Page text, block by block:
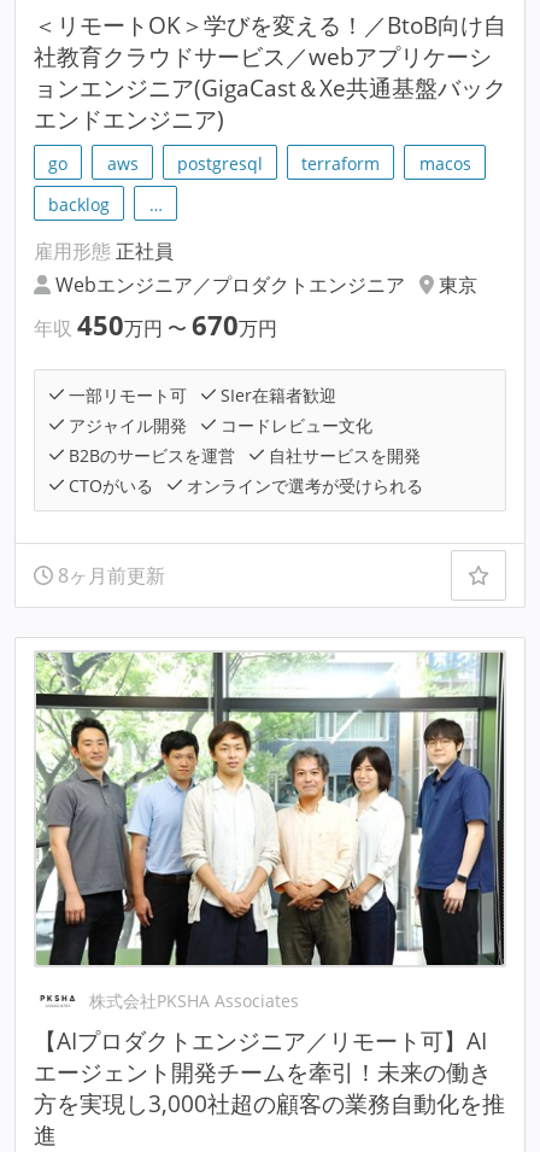
＜リモートOK＞学びを変える！／BtoB向け自
社教育クラウドサービス／webアプリケーシ
ョンエンジニア(GigaCast＆Xe共通基盤バック
エンドエンジニア)
go aws postgresql terraform
macos
backlog
…
雇用形態 正社員
Webエンジニア／プロダクトエンジニア
東京
年収 450万円 〜 670万円
一部リモート可
SIer在籍者歓迎
アジャイル開発
コードレビュー文化
B2Bのサービスを運営
自社サービスを開発
CTOがいる
オンラインで選考が受けられる
8ヶ月前更新
株式会社PKSHA Associates
【AIプロダクトエンジニア／リモート可】AI
エージェント開発チームを牽引！未来の働き
方を実現し3,000社超の顧客の業務自動化を推
進